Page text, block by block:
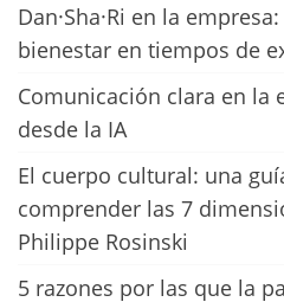
Dan·Sha·Ri en la
bienestar en tiempos de
Comunicación clara en la
desde la IA
El cuerpo cultural: una
comprender las 7
Philippe Rosinski
5 razones por las que la